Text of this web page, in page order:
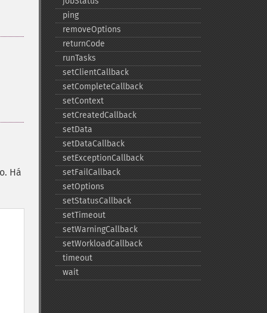
Há
ping
removeOptions
returnCode
runTasks
setClientCallback
setCompleteCallback
setContext
setCreatedCallback
setData
setDataCallback
setExceptionCallback
setFailCallback
setOptions
setStatusCallback
setTimeout
setWarningCallback
setWorkloadCallback
timeout
wait